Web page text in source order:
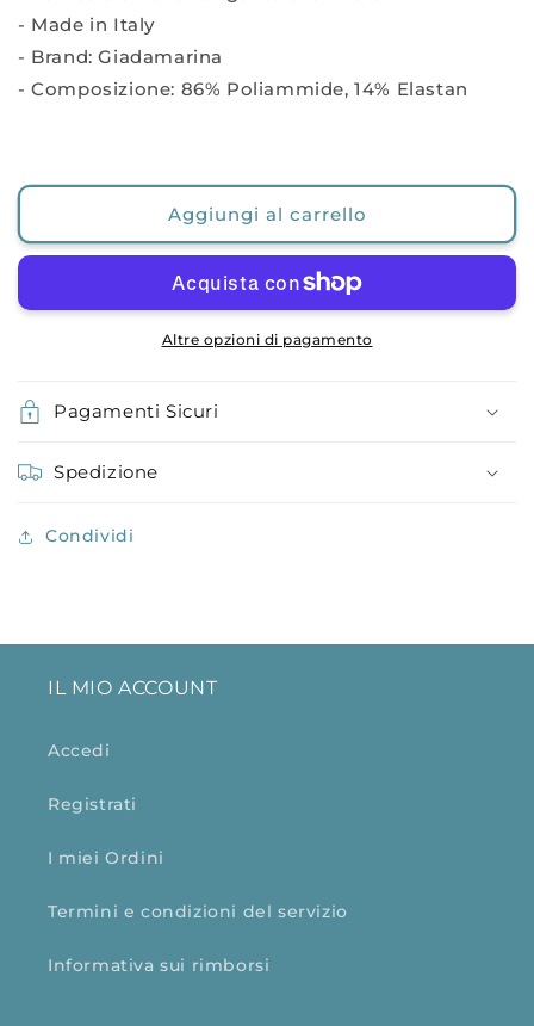
- Made in Italy
- Brand: Giadamarina
- Composizione: 86% Poliammide, 14% Elastan
Aggiungi al carrello
Altre opzioni di pagamento
Pagamenti Sicuri
Spedizione
Condividi
IL MIO ACCOUNT
Accedi
Registrati
I miei Ordini
Termini e condizioni del servizio
Informativa sui rimborsi